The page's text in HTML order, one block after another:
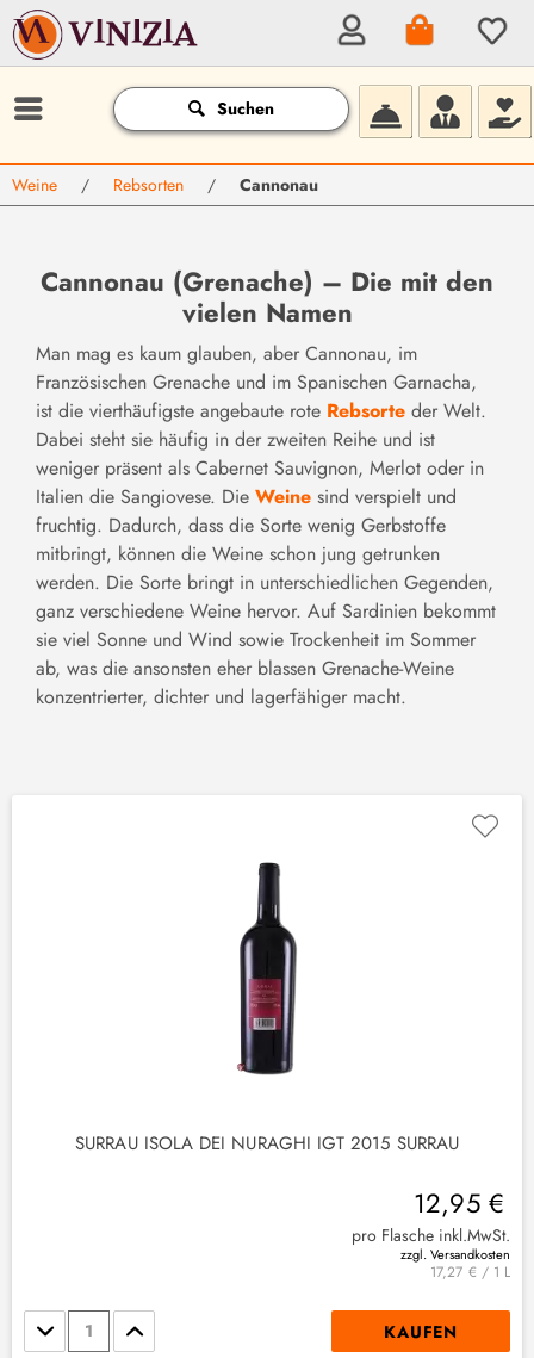
Suchen
Weine / Rebsorten / Cannonau
Cannonau (Grenache) – Die mit den
vielen Namen
Man mag es kaum glauben, aber Cannonau, im
Französischen Grenache und im Spanischen Garnacha,
ist die vierthäufigste angebaute rote Rebsorte der Welt.
Dabei steht sie häufig in der zweiten Reihe und ist
weniger präsent als Cabernet Sauvignon, Merlot oder in
Italien die Sangiovese. Die Weine sind verspielt und
fruchtig. Dadurch, dass die Sorte wenig Gerbstoffe
mitbringt, können die Weine schon jung getrunken
werden. Die Sorte bringt in unterschiedlichen Gegenden,
ganz verschiedene Weine hervor. Auf Sardinien bekommt
sie viel Sonne und Wind sowie Trockenheit im Sommer
ab, was die ansonsten eher blassen Grenache-Weine
konzentrierter, dichter und lagerfähiger macht.
SURRAU ISOLA DEI NURAGHI IGT 2015 SURRAU
12,95 €
pro Flasche inkl.MwSt.
zzgl. Versandkosten
17,27 € / 1 L
Stückzahl KAUFEN